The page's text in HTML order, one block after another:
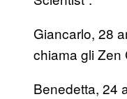
Giancarlo, 28
chiama gli Zen
Benedetta, 24